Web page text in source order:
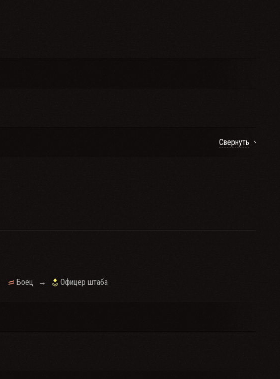
Свернуть
Боец → Офицер штаба